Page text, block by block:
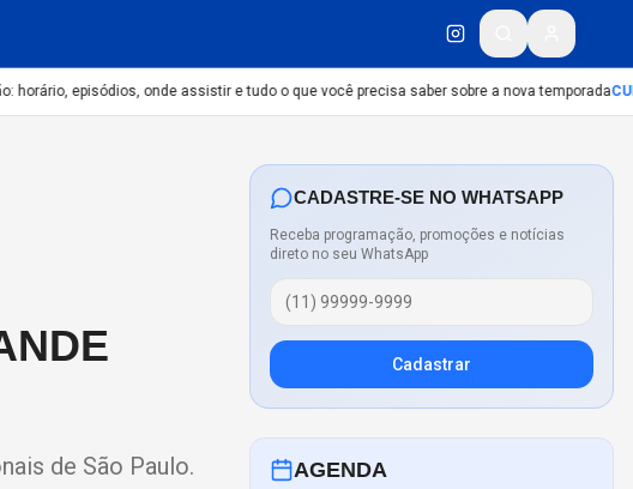
episódios, onde assistir e tudo o que você precisa saber sobre a nova temporada
de São Paulo.
CADASTRE-SE NO WHATSAPP
Receba programação, promoções e notícias
direto no seu WhatsApp
Cadastrar
AGENDA